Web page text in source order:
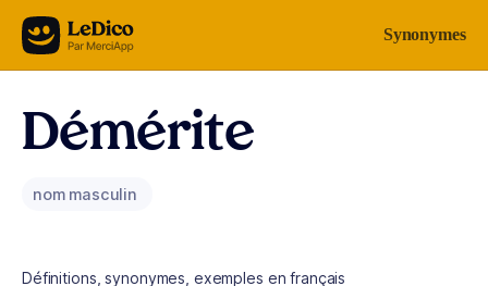
Aller au contenu Synonymes
Démérite
nom masculin
Définitions, synonymes, exemples en français